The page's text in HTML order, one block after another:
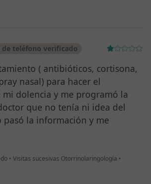
de teléfono verificado
( antibióticos, cortisona,
nasal) para hacer el
dolencia y me programó la
que no tenía ni idea del
la información y me
• Visitas sucesivas Otorrinolaringología •